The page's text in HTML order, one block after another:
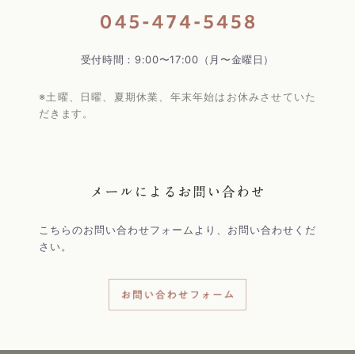
受付時間：9:00〜17:00（月〜金曜日）
※土曜、日曜、夏期休業、年末年始はお休みさせていた
だきます。
こちらのお問い合わせフォームより、お問い合わせくだ
さい。